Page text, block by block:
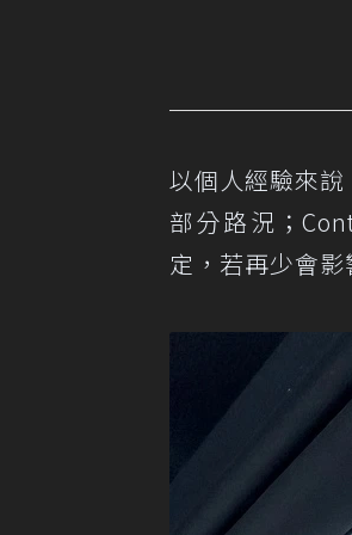
以個人經驗來
部分路況；
定，若再少會